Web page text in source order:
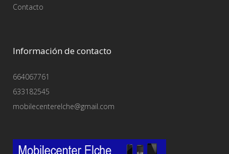
Contacto
Información de contacto
664067761
633182545
mobilecenterelche@gmail.com